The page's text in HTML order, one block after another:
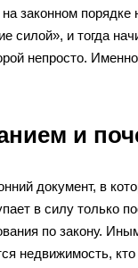
законном
и тогда
непросто.
и
документ, в
в силу только
по закону.
недвижимость,